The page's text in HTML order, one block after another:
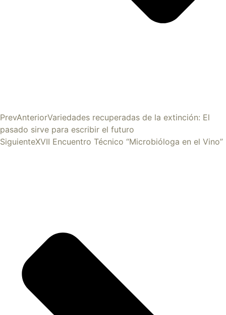
PrevAnteriorVariedades recuperadas de la extinción: El
pasado sirve para escribir el futuro
SiguienteXVII Encuentro Técnico “Microbióloga en el Vino”